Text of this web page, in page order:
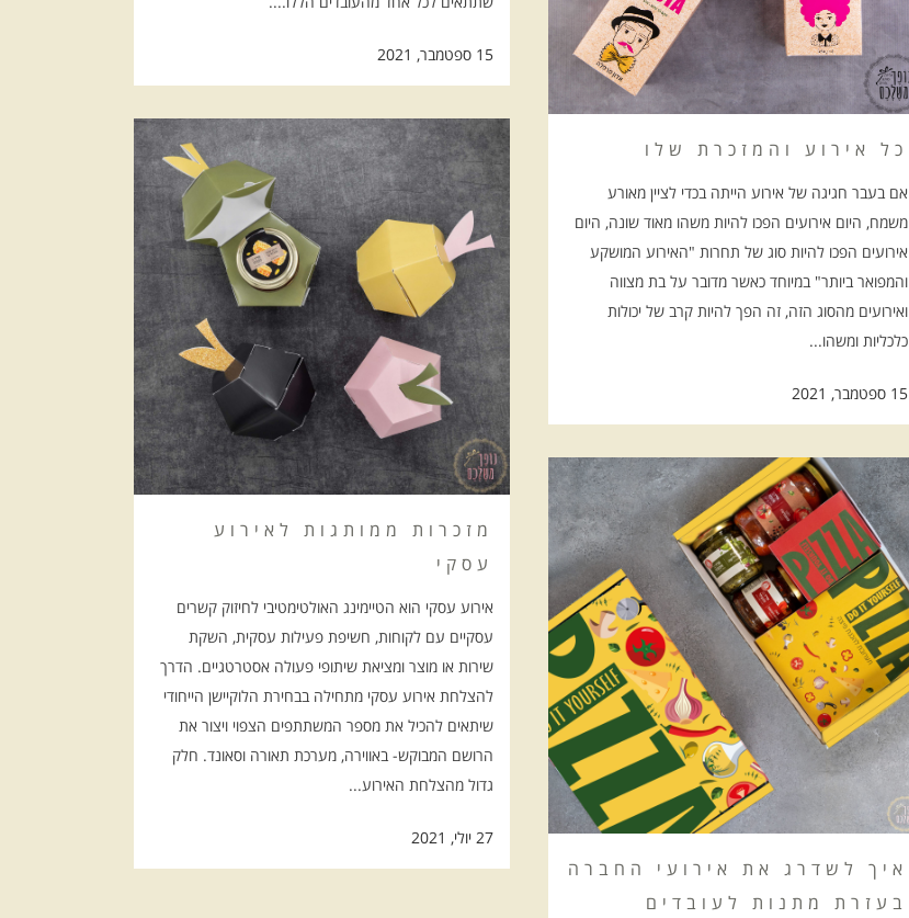
15 ספטמבר, 2021
כל אירוע והמזכרת שלו
אם בעבר חגיגה של אירוע הייתה בכדי לציין מאורע
משמח, היום אירועים הפכו להיות משהו מאוד שונה, היום
אירועים הפכו להיות סוג של תחרות "האירוע המושקע
והמפואר ביותר" במיוחד כאשר מדובר על בת מצווה
ואירועים מהסוג הזה, זה הפך להיות קרב של יכולות
כלכליות ומשהו...
15 ספטמבר, 2021
מזכרות ממותגות לאירוע
עסקי
אירוע עסקי הוא הטיימינג האולטימטיבי לחיזוק קשרים
עסקיים עם לקוחות, חשיפת פעילות עסקית, השקת
שירות או מוצר ומציאת שיתופי פעולה אסטרטגיים. הדרך
להצלחת אירוע עסקי מתחילה בבחירת הלוקיישן הייחודי
שיתאים להכיל את מספר המשתתפים הצפוי ויצור את
הרושם המבוקש- באווירה, מערכת תאורה וסאונד. חלק
גדול מהצלחת האירוע...
27 יולי, 2021
איך לשדרג את אירועי החברה
בעזרת מתנות לעובדים